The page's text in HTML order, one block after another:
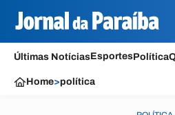
Últimas NotíciasEsportesPolítica
Home>política